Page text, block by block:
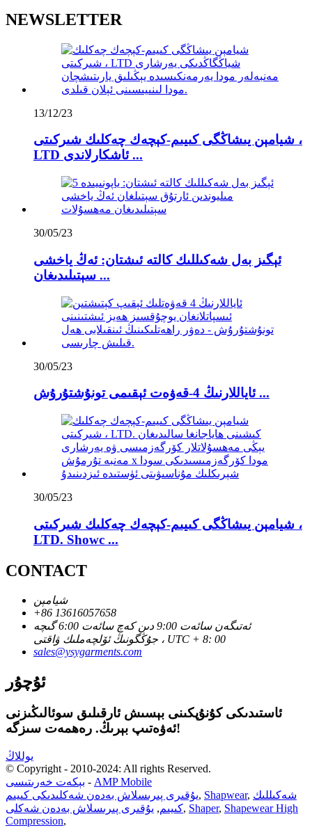
NEWSLETTER
13/12/23
شيامېن يىشاڭگى كىيىم-كېچەك چەكلىك شىركىتى ،
LTD ئاشكارلاندى ...
30/05/23
ئېگىز بەل شەكىللىك كالتە ئىشتان: ئەڭ ياخشى
سېتىلىدىغان ...
30/05/23
ئاياللارنىڭ 4-قەۋەت ئېقىمى تونۇشتۇرۇش ...
30/05/23
شيامېن يىشاڭگى كىيىم-كېچەك چەكلىك شىركىتى ،
LTD. Showc ...
CONTACT
شيامېن
+86 13616057658
ئەتىگەن سائەت 9:00 دىن كەچ سائەت 6:00 گىچە
جۇڭگونىڭ ئۆلچەملىك ۋاقتى ، UTC + 8: 00
sales@ysygarments.com
ئۇچۇر
ئاستىدىكى كۇنۇپكىنى بېسىش ئارقىلىق سوئالىڭىزنى
ئەۋەتىپ بېرىڭ. رەھمەت سىزگە!
يوللاڭ
© Copyright - 2010-2024: All rights Reserved.
بېكەت خەرىتىسى - AMP Mobile
يۇقىرى پىرىسلاش بەدەن شەكلىدىكى كىيىم, Shapwear, شەكىللىك
كىيىم, يۇقىرى پىرىسلاش بەدەن شەكلى , Shaper, Shapewear High
Compression,